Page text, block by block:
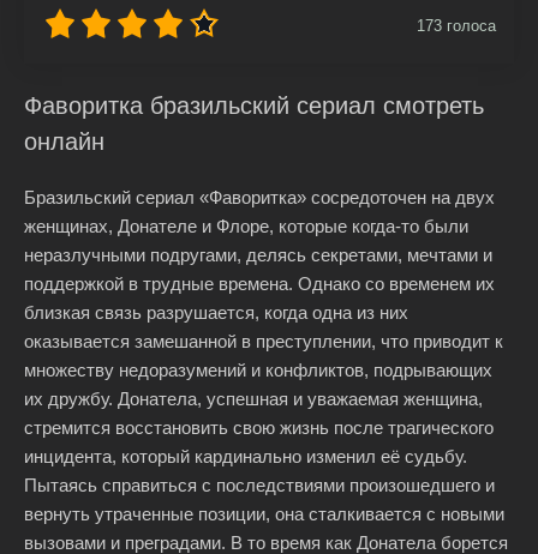
173 голоса
Фаворитка бразильский сериал смотреть
онлайн
Бразильский сериал «Фаворитка» сосредоточен на двух
женщинах, Донателе и Флоре, которые когда-то были
неразлучными подругами, делясь секретами, мечтами и
поддержкой в трудные времена. Однако со временем их
близкая связь разрушается, когда одна из них
оказывается замешанной в преступлении, что приводит к
множеству недоразумений и конфликтов, подрывающих
их дружбу. Донатела, успешная и уважаемая женщина,
стремится восстановить свою жизнь после трагического
инцидента, который кардинально изменил её судьбу.
Пытаясь справиться с последствиями произошедшего и
вернуть утраченные позиции, она сталкивается с новыми
вызовами и преградами. В то время как Донатела борется